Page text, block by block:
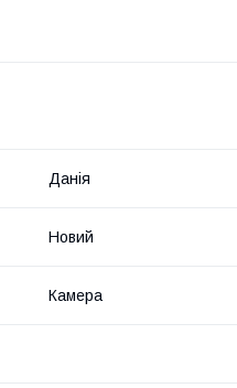
Данія
Новий
Камера